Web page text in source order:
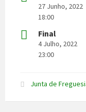
27 Junho, 2022
18:00
Final
4 Julho, 2022
23:00
Junta de